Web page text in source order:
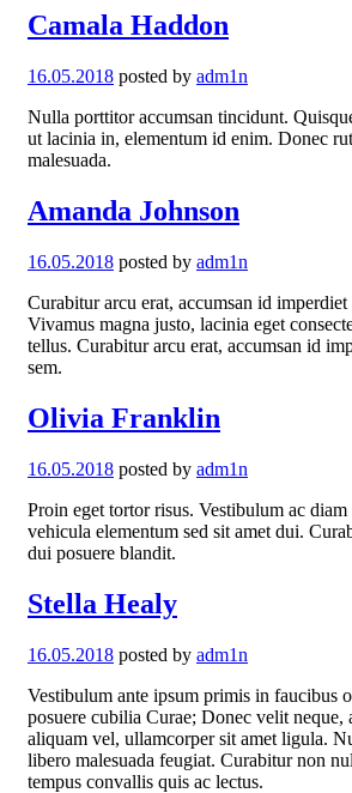
Camala Haddon
16.05.2018 posted by adm1n
Nulla porttitor accumsan tincidunt.
ut lacinia in, elementum id enim. Donec
malesuada.
Amanda Johnson
16.05.2018 posted by adm1n
Curabitur arcu erat, accumsan id
Vivamus magna justo, lacinia eget
tellus. Curabitur arcu erat, accumsan id
sem.
Olivia Franklin
16.05.2018 posted by adm1n
Proin eget tortor risus. Vestibulum ac diam
vehicula elementum sed sit amet dui.
dui posuere blandit.
Stella Healy
16.05.2018 posted by adm1n
Vestibulum ante ipsum primis in faucibus
posuere cubilia Curae; Donec velit neque,
aliquam vel, ullamcorper sit amet ligula.
libero malesuada feugiat. Curabitur non
tempus convallis quis ac lectus.